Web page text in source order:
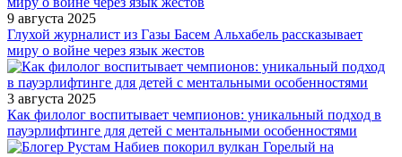
9 августа 2025
Глухой журналист из Газы Басем Альхабель рассказывает
миру о войне через язык жестов
3 августа 2025
Как филолог воспитывает чемпионов: уникальный подход в
пауэрлифтинге для детей с ментальными особенностями